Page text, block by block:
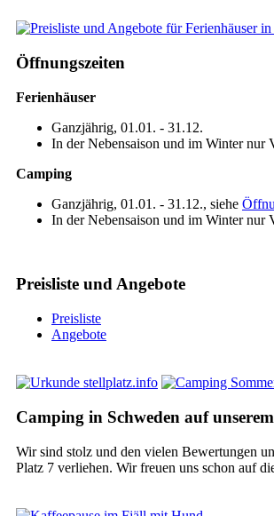
Öffnungszeiten
Ferienhäuser
Ganzjährig, 01.01. - 31.12.
In der Nebensaison und im Winter nur
Camping
Ganzjährig, 01.01. - 31.12., siehe
In der Nebensaison und im Winter nur
Preisliste und Angebote
Preisliste
Angebote
Camping in Schweden auf
Wir sind stolz und den vielen Bewertungen
Platz 7 verliehen. Wir freuen uns schon auf